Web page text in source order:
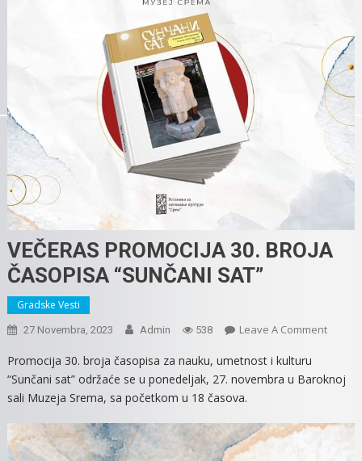
VEČERAS PROMOCIJA 30. BROJA
ČASOPISA “SUNČANI SAT”
Gradske Vesti
27 Novembra, 2023 Admin 538 Leave A CommentOn
30.
Promocija 30. broja časopisa za nauku, umetnost i kulturu
“Sunčani sat” održaće se u ponedeljak, 27. novembra u Baroknoj
sali Muzeja Srema, sa početkom u 18 časova.